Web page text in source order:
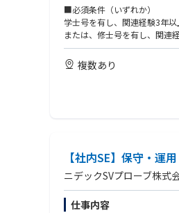
顧客およびアカウントチーム
問題解決能力および技術力を
当社のナレッジマネジメント
知識共有クラスの開催を通
エスカレーション管理およ
置く。
顧客に対して、会社を代表す
る。
■必須条件（いずれか）
学士号を有し、関連経験3年以
または、修士号を有し、関連
または、実務経験なしの博士
または、上記に相当する実務
複数あり
【社内SE】保守・
ニデックSVプローブ株式
仕事内容